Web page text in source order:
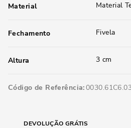
Material Material
Fechamento Fivela
Altura 3 cm
Código de Referência
DEVOLUÇÃO GRÁTIS